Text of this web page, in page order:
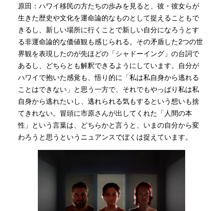
原田：ハワイ移民の方たちの歩みを見ると、彼・彼女らが
生きた歴史や文化を運命論的なものとして捉えることもで
きるし、新しい場所に行くことで新しい自分になろうとす
る非運命論的な価値観も感じられる。その矛盾した2つの世
界観を表現したのが先ほどの「シャドーイング」の台詞で
あるし、どちらとも解釈できるようにしています。自分が
ハワイで抱いた感覚も、悟り的に「私は私自身から逃れる
ことはできない」と思う一方で、それでもやっぱり私は私
自身から逃れたいし、逃れられる気もするという想いも捨
てきれない。冒頭に市原さんが出してくれた「人間の本
性」という言葉は、どちらかと言うと、いまの自分から変
わろうと思うというニュアンスでぼくは捉えています。